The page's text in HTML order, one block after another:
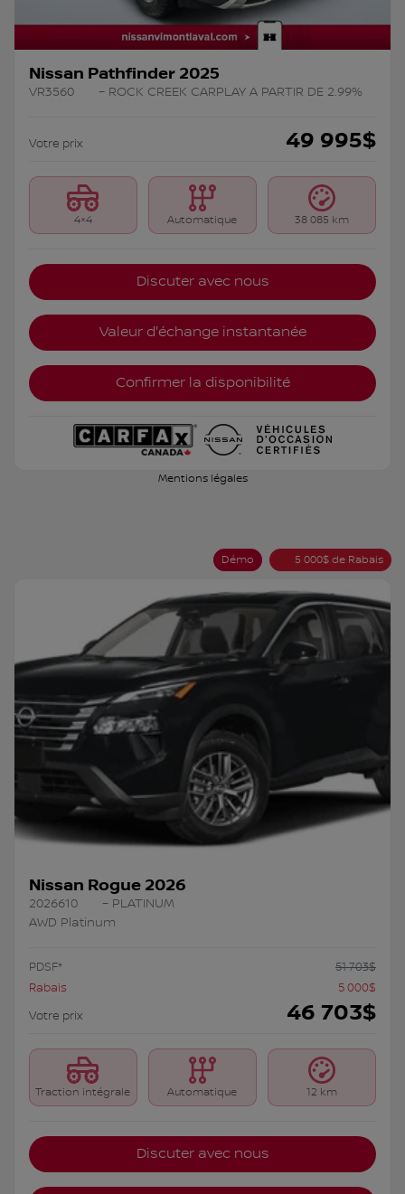
Nissan Pathfinder 2025
VR3560 – ROCK CREEK CARPLAY A PARTIR DE 2.99%
Votre prix 49 995$
4×4 Automatique 38 085 km
Discuter avec nous
Valeur d'échange instantanée
Confirmer la disponibilité
Mentions légales
Démo 5 000$ de Rabais
Nissan Rogue 2026
2026610
– PLATINUM
AWD Platinum
PDSF* 51 703$
Rabais
5 000$
Votre prix
46 703$
Traction intégrale Automatique 12 km
Discuter avec nous